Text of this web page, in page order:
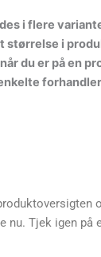
i flere
størrelse i
du er på en
nu. Tjek igen på